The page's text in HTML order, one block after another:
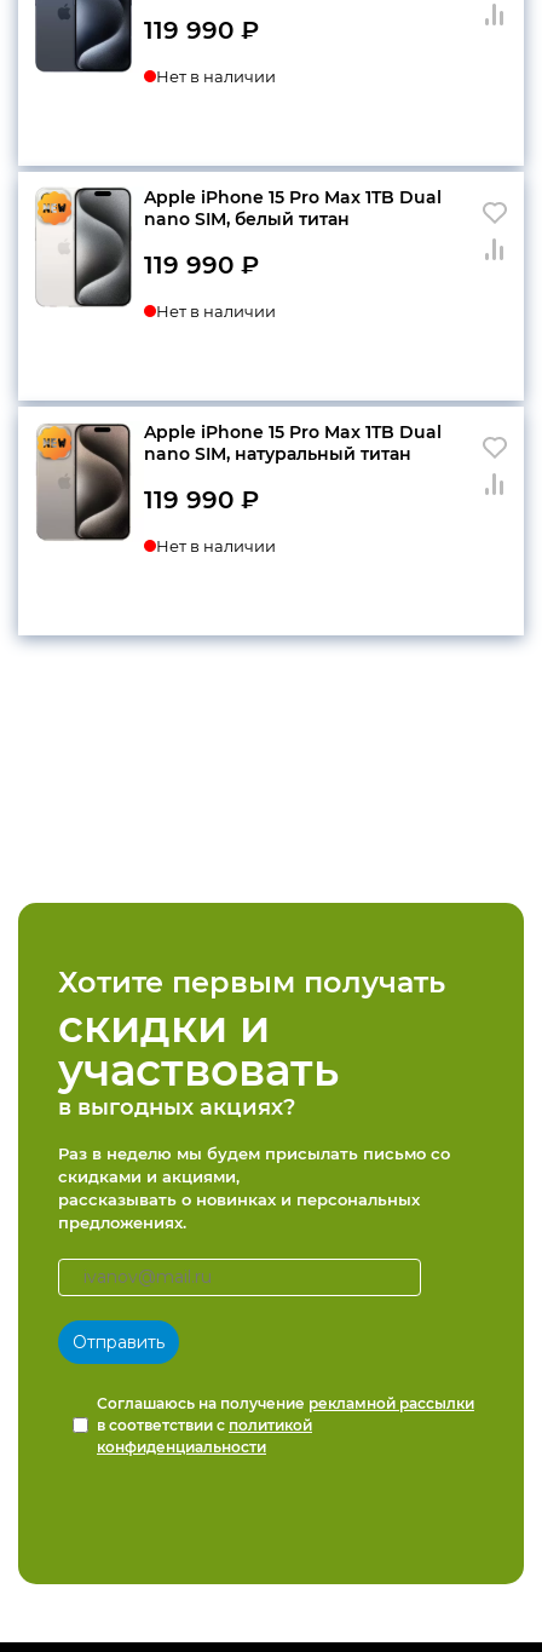
119 990 ₽
Нет в наличии
Apple iPhone 15 Pro Max 1TB Dual
nano SIM, белый титан
119 990 ₽
Нет в наличии
Apple iPhone 15 Pro Max 1TB Dual
nano SIM, натуральный титан
119 990 ₽
Нет в наличии
Хотите первым получать
скидки и
участвовать
в выгодных акциях?
Раз в неделю мы будем присылать письмо со
скидками и акциями,
рассказывать о новинках и персональных
предложениях.
Соглашаюсь на получение рекламной рассылки
в соответствии с политикой
конфиденциальности